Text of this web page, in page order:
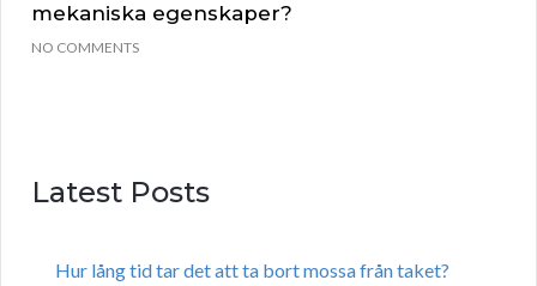
mekaniska egenskaper?
NO COMMENTS
Latest Posts
Hur lång tid tar det att ta bort mossa från taket?